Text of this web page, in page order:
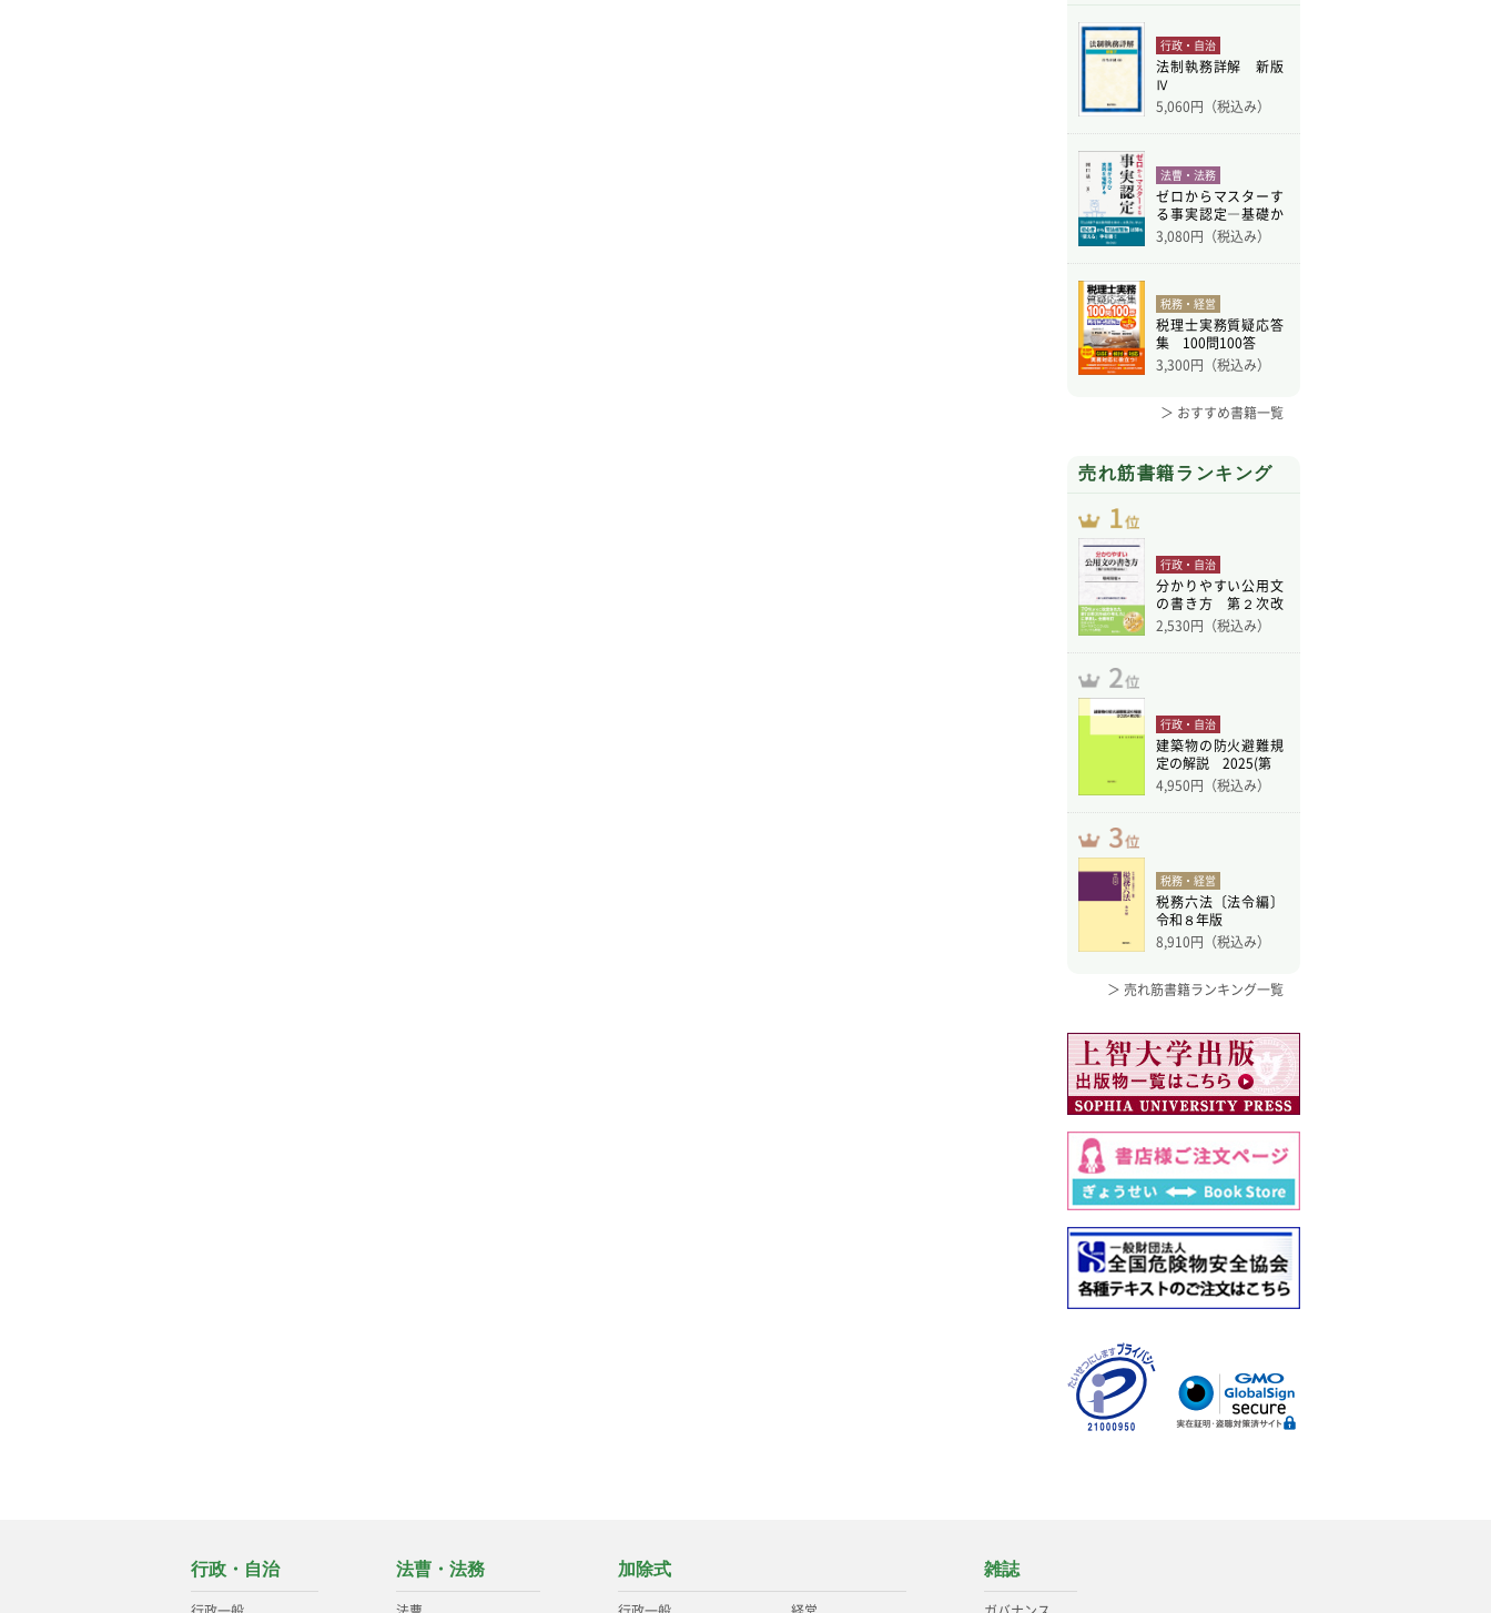
行政・自治
法制執務詳解 新版
Ⅳ
5,060円（税込み）
法曹・法務
ゼロからマスターす
る事実認定―基礎か
ら学
3,080円（税込み）
税務・経営
税理士実務質疑応答
集 100問100答
3,300円（税込み）
＞ おすすめ書籍一覧
売れ筋書籍ランキング
行政・自治
分かりやすい公用文
の書き方 第２次改
訂版
2,530円（税込み）
行政・自治
建築物の防火避難規
定の解説 2025(第
4,950円（税込み）
税務・経営
税務六法〔法令編〕
令和８年版
8,910円（税込み）
＞ 売れ筋書籍ランキング一覧
行政・自治 法曹・法務 加除式 雑誌